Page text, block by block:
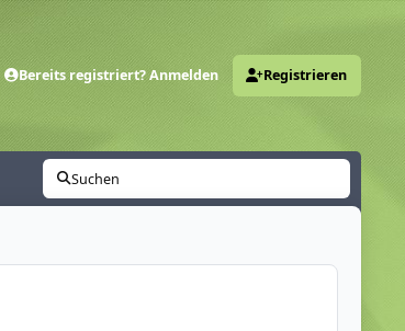
Bereits registriert? Anmelden Registrieren
Suchen